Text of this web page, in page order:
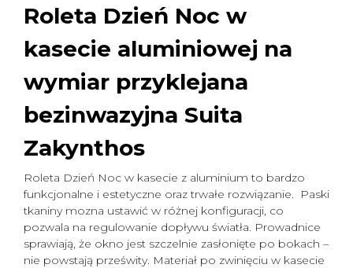
Roleta Dzień Noc w
kasecie aluminiowej na
wymiar przyklejana
bezinwazyjna Suita
Zakynthos
Roleta Dzień Noc w kasecie z aluminium to bardzo
funkcjonalne i estetyczne oraz trwałe rozwiązanie. Paski
tkaniny mozna ustawić w różnej konfiguracji, co
pozwala na regulowanie dopływu światła. Prowadnice
sprawiają, że okno jest szczelnie zasłonięte po bokach –
nie powstają prześwity. Materiał po zwinięciu w kasecie